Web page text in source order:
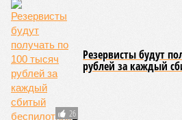
26
Резервисты будут
рублей за каждый